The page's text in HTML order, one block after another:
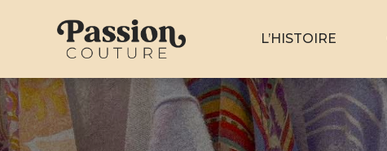
L’HISTOIRE